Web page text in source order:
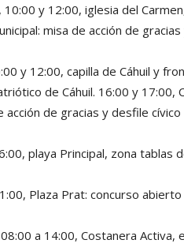
, 10:00 y 12:00, iglesia del
misa de acción de
y 12:00, capilla de Cáhuil y
de Cáhuil. 16:00 y 17:00,
acción de gracias y desfile
playa Principal, zona tablas
Plaza Prat: concurso abierto
a 14:00, Costanera Activa,